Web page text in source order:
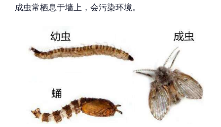
成虫常栖息于墙上，会污染环境。